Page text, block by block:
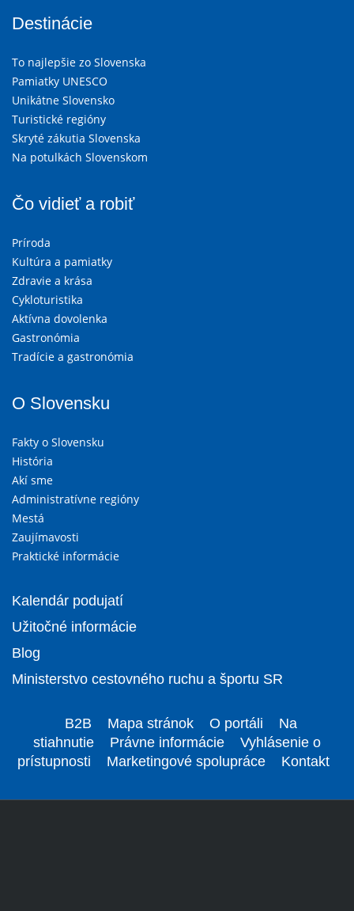
Destinácie
To najlepšie zo Slovenska
Pamiatky UNESCO
Unikátne Slovensko
Turistické regióny
Skryté zákutia Slovenska
Na potulkách Slovenskom
Čo vidieť a robiť
Príroda
Kultúra a pamiatky
Zdravie a krása
Cykloturistika
Aktívna dovolenka
Gastronómia
Tradície a gastronómia
O Slovensku
Fakty o Slovensku
História
Akí sme
Administratívne regióny
Mestá
Zaujímavosti
Praktické informácie
Kalendár podujatí
Užitočné informácie
Blog
Ministerstvo cestovného ruchu a športu SR
B2B Mapa stránok O portáli
Na
stiahnutie
Právne informácie
Vyhlásenie o
prístupnosti
Marketingové spolupráce Kontakt